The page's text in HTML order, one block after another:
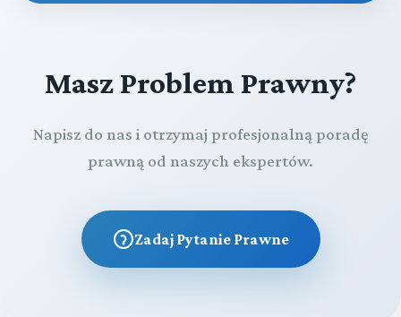
Masz Problem Prawny?
Napisz do nas i otrzymaj profesjonalną poradę
prawną od naszych ekspertów.
Zadaj Pytanie Prawne